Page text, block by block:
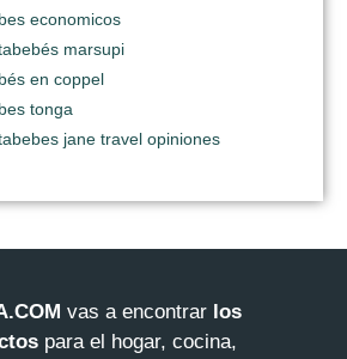
economicos
marsupi
en coppel
tonga
jane travel opiniones
vas a encontrar los
para el hogar, cocina,